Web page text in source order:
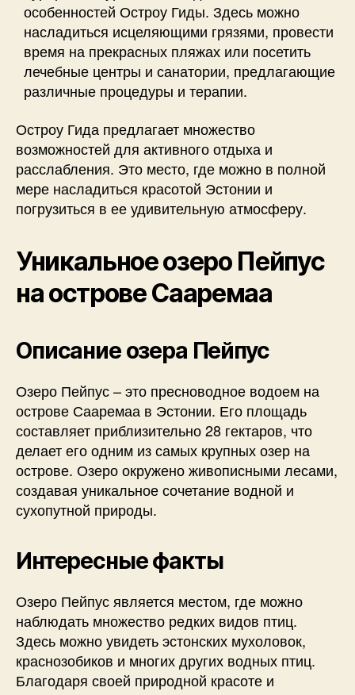
особенностей Остроу Гиды. Здесь можно
насладиться исцеляющими грязями, провести
время на прекрасных пляжах или посетить
лечебные центры и санатории, предлагающие
различные процедуры и терапии.
Остроу Гида предлагает множество
возможностей для активного отдыха и
расслабления. Это место, где можно в полной
мере насладиться красотой Эстонии и
погрузиться в ее удивительную атмосферу.
Уникальное озеро Пейпус
на острове Сааремаа
Описание озера Пейпус
Озеро Пейпус – это пресноводное водоем на
острове Сааремаа в Эстонии. Его площадь
составляет приблизительно 28 гектаров, что
делает его одним из самых крупных озер на
острове. Озеро окружено живописными лесами,
создавая уникальное сочетание водной и
сухопутной природы.
Интересные факты
Озеро Пейпус является местом, где можно
наблюдать множество редких видов птиц.
Здесь можно увидеть эстонских мухоловок,
краснозобиков и многих других водных птиц.
Благодаря своей природной красоте и